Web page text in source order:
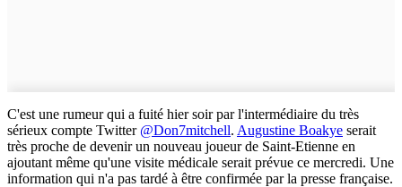
C'est une rumeur qui a fuité hier soir par l'intermédiaire du très
sérieux compte Twitter @Don7mitchell. Augustine Boakye serait
très proche de devenir un nouveau joueur de Saint-Etienne en
ajoutant même qu'une visite médicale serait prévue ce mercredi. Une
information qui n'a pas tardé à être confirmée par la presse française.